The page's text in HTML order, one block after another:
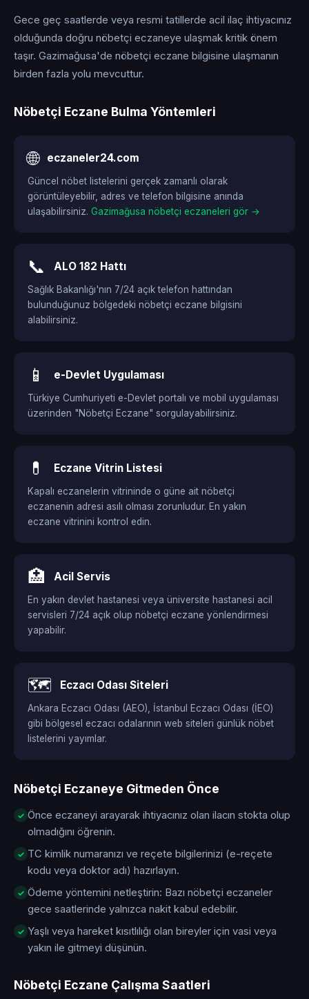
Gece geç saatlerde veya resmi tatillerde acil ilaç ihtiyacınız
olduğunda doğru nöbetçi eczaneye ulaşmak kritik önem
taşır. Gazimağusa'de nöbetçi eczane bilgisine ulaşmanın
birden fazla yolu mevcuttur.
Nöbetçi Eczane Bulma Yöntemleri
🌐 eczaneler24.com
Güncel nöbet listelerini gerçek zamanlı olarak
görüntüleyebilir, adres ve telefon bilgisine anında
ulaşabilirsiniz. Gazimağusa nöbetçi eczaneleri gör →
📞 ALO 182 Hattı
Sağlık Bakanlığı'nın 7/24 açık telefon hattından
bulunduğunuz bölgedeki nöbetçi eczane bilgisini
alabilirsiniz.
📱 e-Devlet Uygulaması
Türkiye Cumhuriyeti e-Devlet portalı ve mobil uygulaması
üzerinden "Nöbetçi Eczane" sorgulayabilirsiniz.
💊 Eczane Vitrin Listesi
Kapalı eczanelerin vitrininde o güne ait nöbetçi
eczanenin adresi asılı olması zorunludur. En yakın
eczane vitrinini kontrol edin.
🏥 Acil Servis
En yakın devlet hastanesi veya üniversite hastanesi acil
servisleri 7/24 açık olup nöbetçi eczane yönlendirmesi
yapabilir.
🗺️ Eczacı Odası Siteleri
Ankara Eczacı Odası (AEO), İstanbul Eczacı Odası (İEO)
gibi bölgesel eczacı odalarının web siteleri günlük nöbet
listelerini yayımlar.
Nöbetçi Eczaneye Gitmeden Önce
Önce eczaneyi arayarak ihtiyacınız olan ilacın stokta olup
olmadığını öğrenin.
TC kimlik numaranızı ve reçete bilgilerinizi (e-reçete
kodu veya doktor adı) hazırlayın.
Ödeme yöntemini netleştirin: Bazı nöbetçi eczaneler
gece saatlerinde yalnızca nakit kabul edebilir.
Yaşlı veya hareket kısıtlılığı olan bireyler için vasi veya
yakın ile gitmeyi düşünün.
Nöbetçi Eczane Çalışma Saatleri